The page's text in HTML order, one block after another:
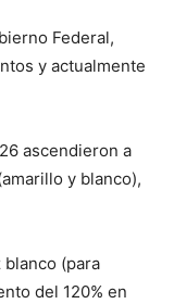
Federal,
y actualmente
ascendieron a
y blanco),
(para
del 120% en